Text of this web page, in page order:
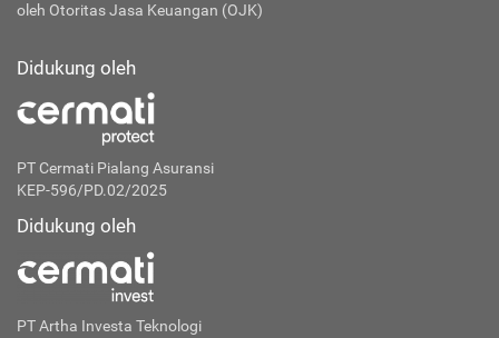
oleh Otoritas Jasa Keuangan (OJK)
Didukung oleh
PT Cermati Pialang Asuransi
KEP-596/PD.02/2025
Didukung oleh
PT Artha Investa Teknologi